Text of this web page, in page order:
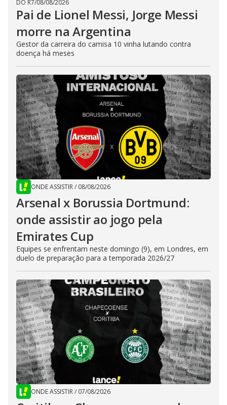
DO R7/08/08/2026
Pai de Lionel Messi, Jorge Messi
morre na Argentina
Gestor da carreira do camisa 10 vinha lutando contra
doença há meses
ONDE ASSISTIR/ 08/08/2026
Arsenal x Borussia Dortmund:
onde assistir ao jogo pela
Emirates Cup
Equipes se enfrentam neste domingo (9), em Londres, em
duelo de preparação para a temporada 2026/27
ONDE ASSISTIR/ 07/08/2026